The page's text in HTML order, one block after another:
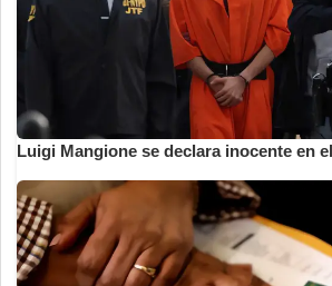
Luigi Mangione se declara inocente en